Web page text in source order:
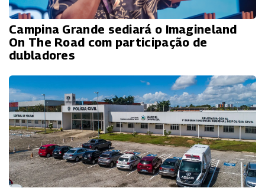
Campina Grande sediará o Imagineland
On The Road com participação de
dubladores